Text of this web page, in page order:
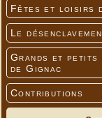
Fêtes et loisirs
Le
Grands et petits
de Gignac
Contributions